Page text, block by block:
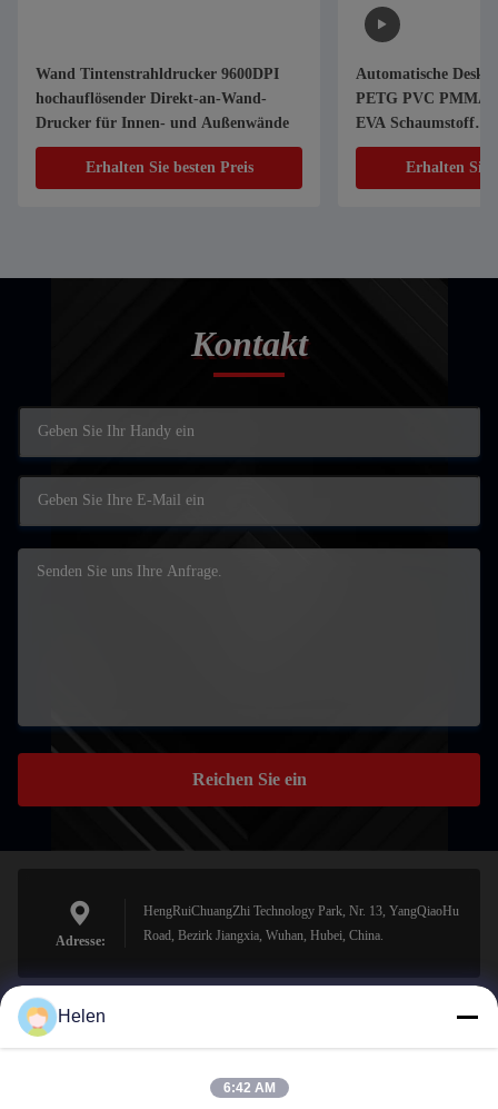
Wand Tintenstrahldrucker 9600DPI
hochauflösender Direkt-an-Wand-
Drucker für Innen- und Außenwände
Erhalten Sie besten Preis
Automatische
PETG PVC PMMA
EVA Schaumstoff
Erhalten Sie
Kontakt
Reichen Sie ein
Adresse:
HengRuiChuangZhi Technology Park, Nr. 13, YangQiaoHu
Road, Bezirk Jiangxia, Wuhan, Hubei, China.
sales@perfectlaser.net
Helen
6:42 AM